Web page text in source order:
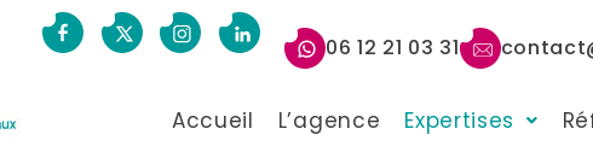
06 12 21 03 31
Accueil L’agence Expertises